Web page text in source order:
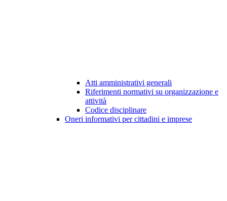
Atti amministrativi generali
Riferimenti normativi su organizzazione e
attività
Codice disciplinare
Oneri informativi per cittadini e imprese